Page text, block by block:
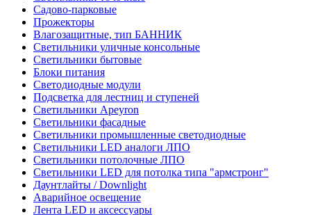
Садово-парковые
Прожекторы
Влагозащитные, тип БАННИК
Светильники уличные консольные
Светильники бытовые
Блоки питания
Светодиодные модули
Подсветка для лестниц и ступеней
Светильники Apeyron
Светильники фасадные
Светильники промышленные светодиодные
Светильники LED аналоги ЛПО
Светильники потолочные ЛПО
Светильники LED для потолка типа "армстронг"
Даунтлайты / Downlight
Аварийное освещение
Лента LED и аксессуары